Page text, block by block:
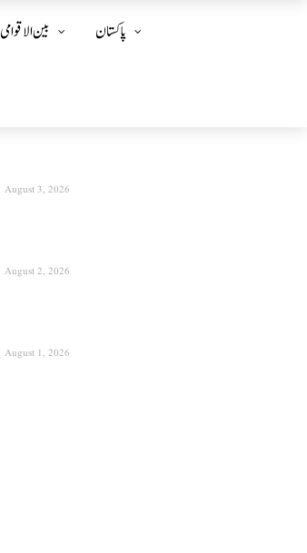
بین الا قوامی پاکستان
August 3, 2026
August 2, 2026
August 1, 2026